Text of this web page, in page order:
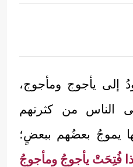
إلى يأجوج ومأجوج،
الناس من كثرتهم
يموجُ بعضُهم ببعضٍ؛
فُتِحَتْ يأجوجُ ومأجوجُ